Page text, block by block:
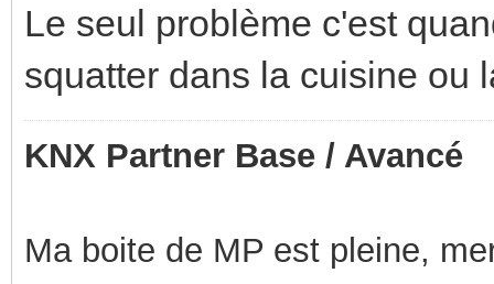
Le seul problème c'est
squatter dans la cuisine ou
KNX Partner Base / Avancé
Ma boite de MP est pleine,